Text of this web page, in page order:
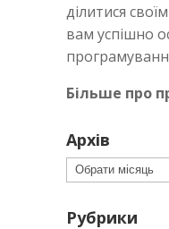
ділитися
вам успішно
Більше про
Архів
Архів
Рубрики